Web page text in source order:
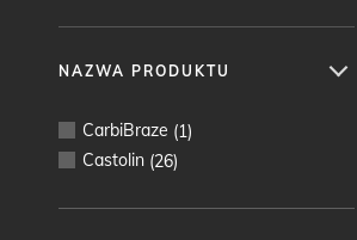
NAZWA PRODUKTU
CarbiBraze (1)
Castolin (26)